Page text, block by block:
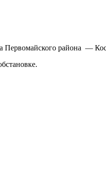
Первомайского района —